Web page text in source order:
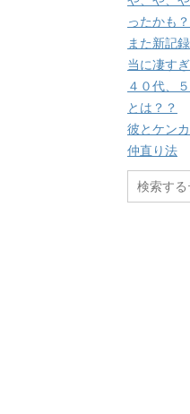
ったかも
また新記
当に凄す
４０代、
とは？？
彼とケン
仲直り法